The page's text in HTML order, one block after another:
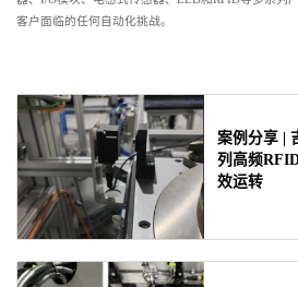
客户面临的任何自动化挑战。
案例分享 |
列高频
效运转